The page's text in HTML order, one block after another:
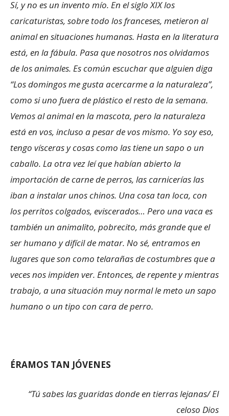
Sí, y no es un invento mío. En el siglo XIX los
caricaturistas, sobre todo los franceses, metieron al
animal en situaciones humanas. Hasta en la literatura
está, en la fábula. Pasa que nosotros nos olvidamos
de los animales. Es común escuchar que alguien diga
“Los domingos me gusta acercarme a la naturaleza”,
como si uno fuera de plástico el resto de la semana.
Vemos al animal en la mascota, pero la naturaleza
está en vos, incluso a pesar de vos mismo. Yo soy eso,
tengo vísceras y cosas como las tiene un sapo o un
caballo. La otra vez leí que habían abierto la
importación de carne de perros, las carnicerías las
iban a instalar unos chinos. Una cosa tan loca, con
los perritos colgados, eviscerados… Pero una vaca es
también un animalito, pobrecito, más grande que el
ser humano y difícil de matar. No sé, entramos en
lugares que son como telarañas de costumbres que a
veces nos impiden ver. Entonces, de repente y mientras
trabajo, a una situación muy normal le meto un sapo
humano o un tipo con cara de perro.
ÉRAMOS TAN JÓVENES
“Tú sabes las guaridas donde en tierras lejanas/ El
celoso Dios